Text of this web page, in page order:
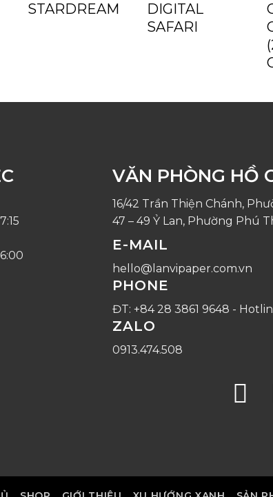
STARDREAM
DIGITAL
SAFARI
VĂN PHÒNG HỒ
16/42 Trần Thiện Chánh,
47 – 49 Ỷ Lan, Phường Phú
E-MAIL
hello@lanvipaper.com.vn
PHONE
ĐT: +84 28 3861 9648 -
ZALO
0913.474.508